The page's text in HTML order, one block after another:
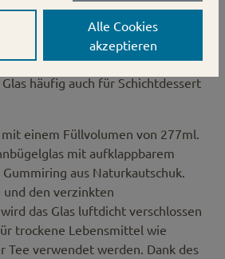
und schmales Spannbügelglas. Sticht
Form heraus und ist insbesondere
sehr beliebt. In der
häufig auch für Schichtdessert
einem Füllvolumen von 277ml.
mit aufklappbarem
aus Naturkautschuk.
und den verzinkten
das Glas luftdicht verschlossen
trockene Lebensmittel wie
Tee verwendet werden. Dank des
Alle Cookies
akzeptieren